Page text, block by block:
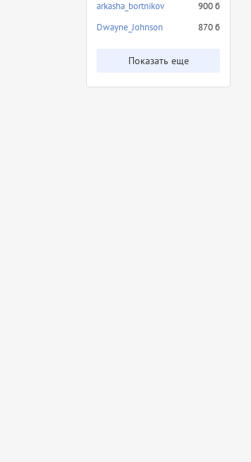
arkasha_bortnikov
900 б
Dwayne_Johnson
870 б
Показать еще